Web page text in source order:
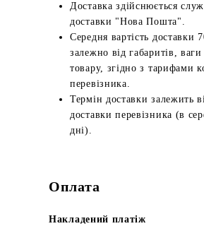
Доставка здійснюється
доставки "Нова Пошта".
Середня вартість доставки
залежно від габаритів, ваги
товару, згідно з тарифами
перевізника.
Термін доставки залежить
доставки перевізника (в
дні).
Оплата
Накладений платіж